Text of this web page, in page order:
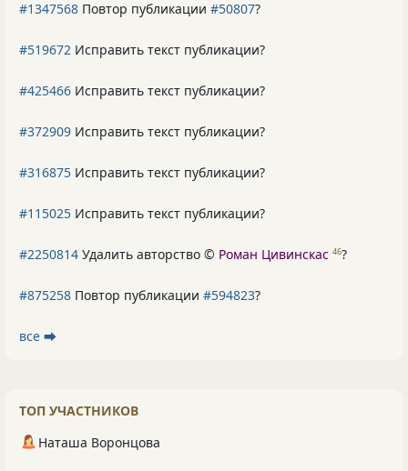
#1347568 Повтор публикации #50807?
#519672 Исправить текст публикации?
#425466 Исправить текст публикации?
#372909 Исправить текст публикации?
#316875 Исправить текст публикации?
#115025 Исправить текст публикации?
#2250814 Удалить авторство © Роман Цивинскас 46?
#875258 Повтор публикации #594823?
все ⮕
ТОП УЧАСТНИКОВ
Наташа Воронцова